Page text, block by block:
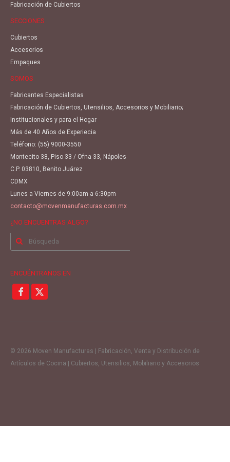
Fabricación de Cubiertos
SECCIONES
Cubiertos
Accesorios
Empaques
SOMOS
Fabricantes Especialistas
Fabricación de Cubiertos, Utensilios, Accesorios y Mobiliario;
Institucionales y para el Hogar
Más de 40 Años de Experiecia
Teléfono: (55) 9000-3550
Montecito 38, Piso 33 / Ofna 33, Nápoles
C.P. 03810, Benito Juárez
CDMX
Lunes a Viernes de 9:00am a 6:30pm
contacto@movenmanufacturas.com.mx
¿NO ENCUENTRAS ALGO?
Buscar
ENCUÉNTRANOS EN
© 2026 Moven Manufacturas | Fabricación, Venta y Distribución de
Artículos de Cocina | Cubiertos, Utensilios, Mobiliario y Accesorios